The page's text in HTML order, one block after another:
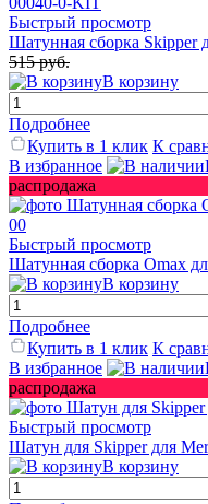
Быстрый просмотр
Шатунная сборка Skipper
515 руб.
В корзину
Подробнее
Купить в 1 клик К
В избранное
распродажа
Быстрый просмотр
Шатунная сборка Omax
В корзину
Подробнее
Купить в 1 клик К
В избранное
распродажа
Быстрый просмотр
Шатун для Skipper для
В корзину